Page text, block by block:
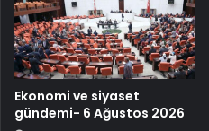
Ekonomi ve siyaset
gündemi- 6 Ağustos 2026